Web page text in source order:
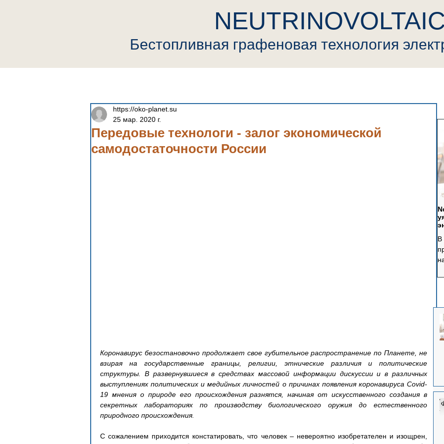
NEUTRINOVOLTAIC
Бестопливная графеновая технология
Передовые технологи - залог экономической
самодостаточности России
https://oko-planet.su
25 мар. 2020 г.
Коронавирус безостановочно продолжает свое губительное распространение по Планете, не
взирая на государственные границы, религии, этнические различия и политические
структуры. В развернувшиеся в средствах массовой информации дискуссии и в различных
выступлениях политических и медийных личностей о причинах появления коронавируса Covid-
19 мнения о природе его происхождения разнятся, начиная от искусственного создания в
секретных лабораториях по производству биологического оружия до естественного
природного происхождения.
С сожалением приходится констатировать, что человек – невероятно изобретателен и изощрен,
В